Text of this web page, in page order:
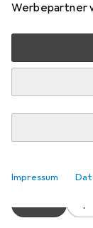
Werbepartner
Impressum
Artist
Hier findest du
Castell Pitt